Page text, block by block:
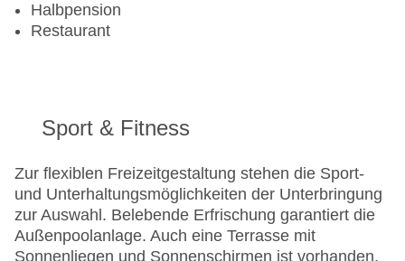
Halbpension
Restaurant
Sport & Fitness
Zur flexiblen Freizeitgestaltung stehen die Sport-
und Unterhaltungsmöglichkeiten der Unterbringung
zur Auswahl. Belebende Erfrischung garantiert die
Außenpoolanlage. Auch eine Terrasse mit
Sonnenliegen und Sonnenschirmen ist vorhanden.